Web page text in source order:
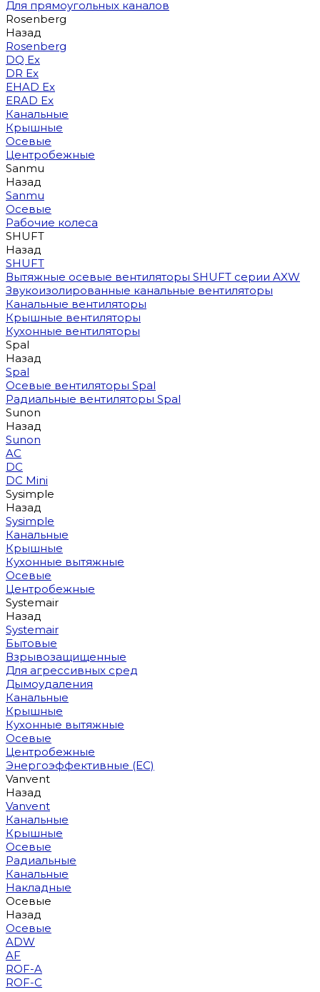
Для прямоугольных каналов
Rosenberg
Назад
Rosenberg
DQ Ex
DR Ex
EHAD Ex
ERAD Ex
Канальные
Крышные
Осевые
Центробежные
Sanmu
Назад
Sanmu
Осевые
Рабочие колеса
SHUFT
Назад
SHUFT
Вытяжные осевые вентиляторы SHUFT серии AXW
Звукоизолированные канальные вентиляторы
Канальные вентиляторы
Крышные вентиляторы
Кухонные вентиляторы
Spal
Назад
Spal
Осевые вентиляторы Spal
Радиальные вентиляторы Spal
Sunon
Назад
Sunon
AC
DC
DC Mini
Sysimple
Назад
Sysimple
Канальные
Крышные
Кухонные вытяжные
Осевые
Центробежные
Systemair
Назад
Systemair
Бытовые
Взрывозащищенные
Для агрессивных сред
Дымоудаления
Канальные
Крышные
Кухонные вытяжные
Осевые
Центробежные
Энергоэффективные (EC)
Vanvent
Назад
Vanvent
Канальные
Крышные
Осевые
Радиальные
Канальные
Накладные
Осевые
Назад
Осевые
ADW
AF
ROF-A
ROF-C